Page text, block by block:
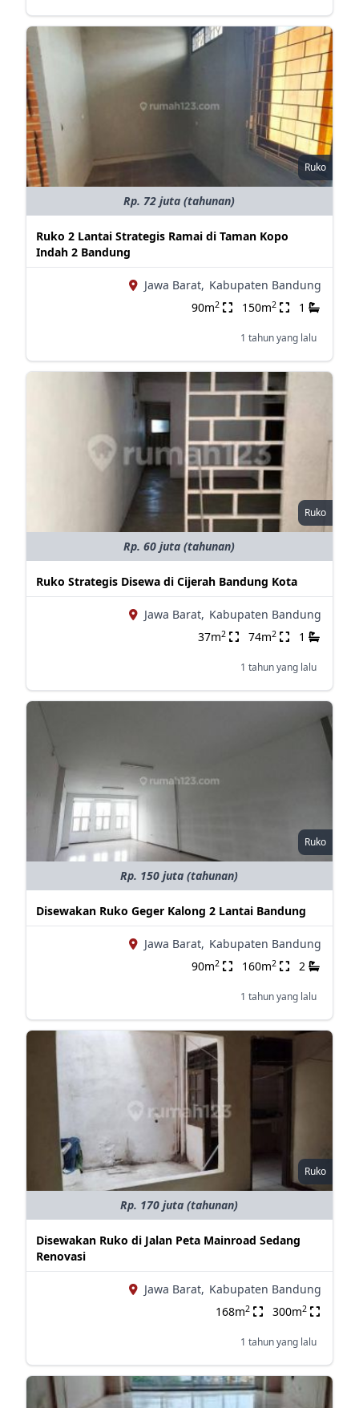
Ruko
Rp. 72 juta (tahunan)
Ruko 2 Lantai Strategis Ramai di Taman Kopo
Indah 2 Bandung
Jawa Barat, Kabupaten Bandung
90m2 150m2 1
1 tahun yang lalu
Ruko
Rp. 60 juta (tahunan)
Ruko Strategis Disewa di Cijerah Bandung Kota
Jawa Barat, Kabupaten Bandung
37m2 74m2 1
1 tahun yang lalu
Ruko
Rp. 150 juta (tahunan)
Disewakan Ruko Geger Kalong 2 Lantai Bandung
Jawa Barat, Kabupaten Bandung
90m2 160m2 2
1 tahun yang lalu
Ruko
Rp. 170 juta (tahunan)
Disewakan Ruko di Jalan Peta Mainroad Sedang
Renovasi
Jawa Barat, Kabupaten Bandung
168m2 300m2
1 tahun yang lalu